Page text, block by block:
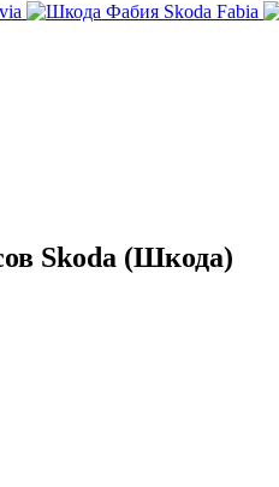
Skoda Fabia
Skoda (Шкода)